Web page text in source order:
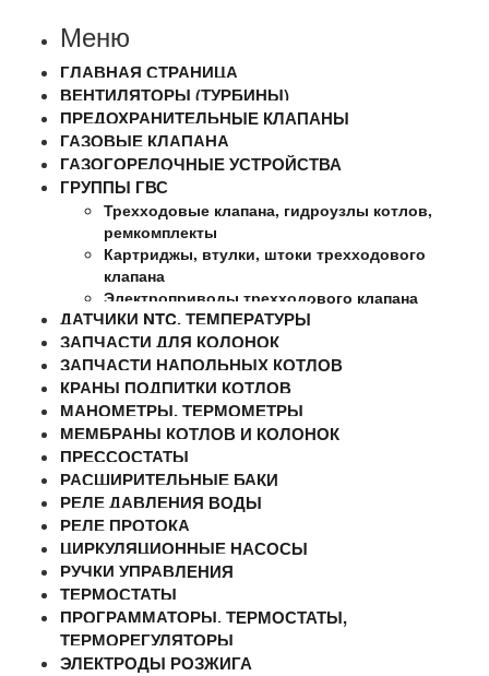
Меню
ГЛАВНАЯ СТРАНИЦА
ВЕНТИЛЯТОРЫ (ТУРБИНЫ)
ПРЕДОХРАНИТЕЛЬНЫЕ КЛАПАНЫ
ГАЗОВЫЕ КЛАПАНА
ГАЗОГОРЕЛОЧНЫЕ УСТРОЙСТВА
ГРУППЫ ГВС
Трехходовые клапана, гидроузлы котлов,
ремкомплекты
Картриджы, втулки, штоки трехходового
клапана
Электроприводы трехходового клапана
ДАТЧИКИ NTC, ТЕМПЕРАТУРЫ
ЗАПЧАСТИ ДЛЯ КОЛОНОК
ЗАПЧАСТИ НАПОЛЬНЫХ КОТЛОВ
КРАНЫ ПОДПИТКИ КОТЛОВ
МАНОМЕТРЫ, ТЕРМОМЕТРЫ
МЕМБРАНЫ КОТЛОВ И КОЛОНОК
ПРЕССОСТАТЫ
РАСШИРИТЕЛЬНЫЕ БАКИ
РЕЛЕ ДАВЛЕНИЯ ВОДЫ
РЕЛЕ ПРОТОКА
ЦИРКУЛЯЦИОННЫЕ НАСОСЫ
РУЧКИ УПРАВЛЕНИЯ
ТЕРМОСТАТЫ
ПРОГРАММАТОРЫ, ТЕРМОСТАТЫ,
ТЕРМОРЕГУЛЯТОРЫ
ЭЛЕКТРОДЫ РОЗЖИГА